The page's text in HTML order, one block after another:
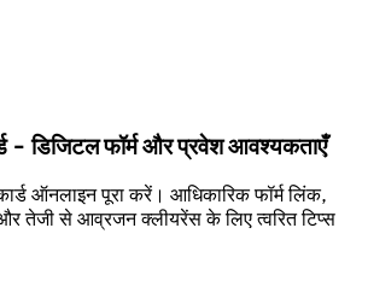
- डिजिटल फॉर्म और प्रवेश आवश्यकताएँ
ऑनलाइन पूरा करें। आधिकारिक फॉर्म लिंक,
तेजी से आव्रजन क्लीयरेंस के लिए त्वरित टिप्स